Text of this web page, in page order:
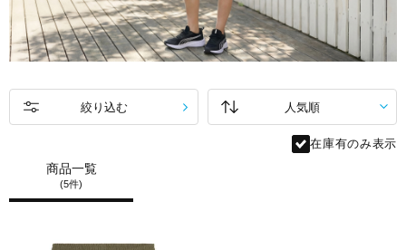
商品一覧
(5件)
絞り込む
在庫有のみ表示